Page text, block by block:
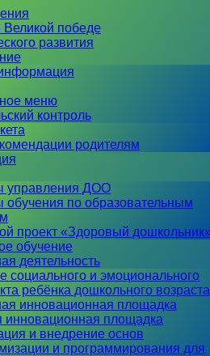
победе
развития
меню
контроль
родителям
управления ДОО
обучения по образовательным
проект «Здоровый
обучение
деятельность
социального и эмоционального
ребёнка дошкольного возраста
инновационная площадка
инновационная площадка
и внедрение основ
и программирования для